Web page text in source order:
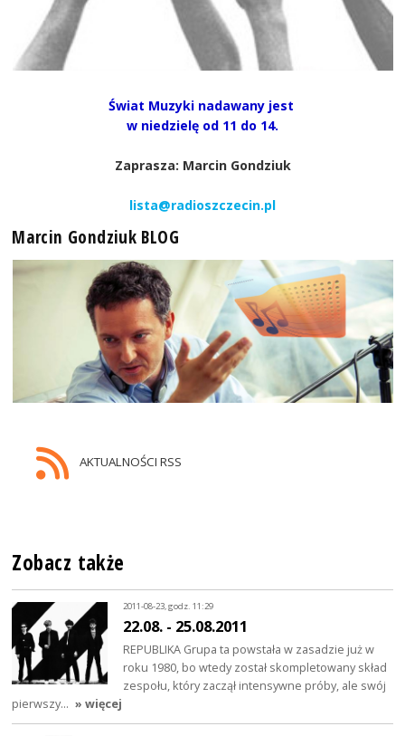
Świat Muzyki nadawany jest
w niedzielę od 11 do 14.
Zaprasza: Marcin Gondziuk
lista@radioszczecin.pl
Marcin Gondziuk BLOG
AKTUALNOŚCI RSS
Zobacz także
2011-08-23, godz. 11:29
22.08. - 25.08.2011
REPUBLIKA Grupa ta powstała w zasadzie już w
roku 1980, bo wtedy został skompletowany skład
zespołu, który zaczął intensywne próby, ale swój
pierwszy… » więcej